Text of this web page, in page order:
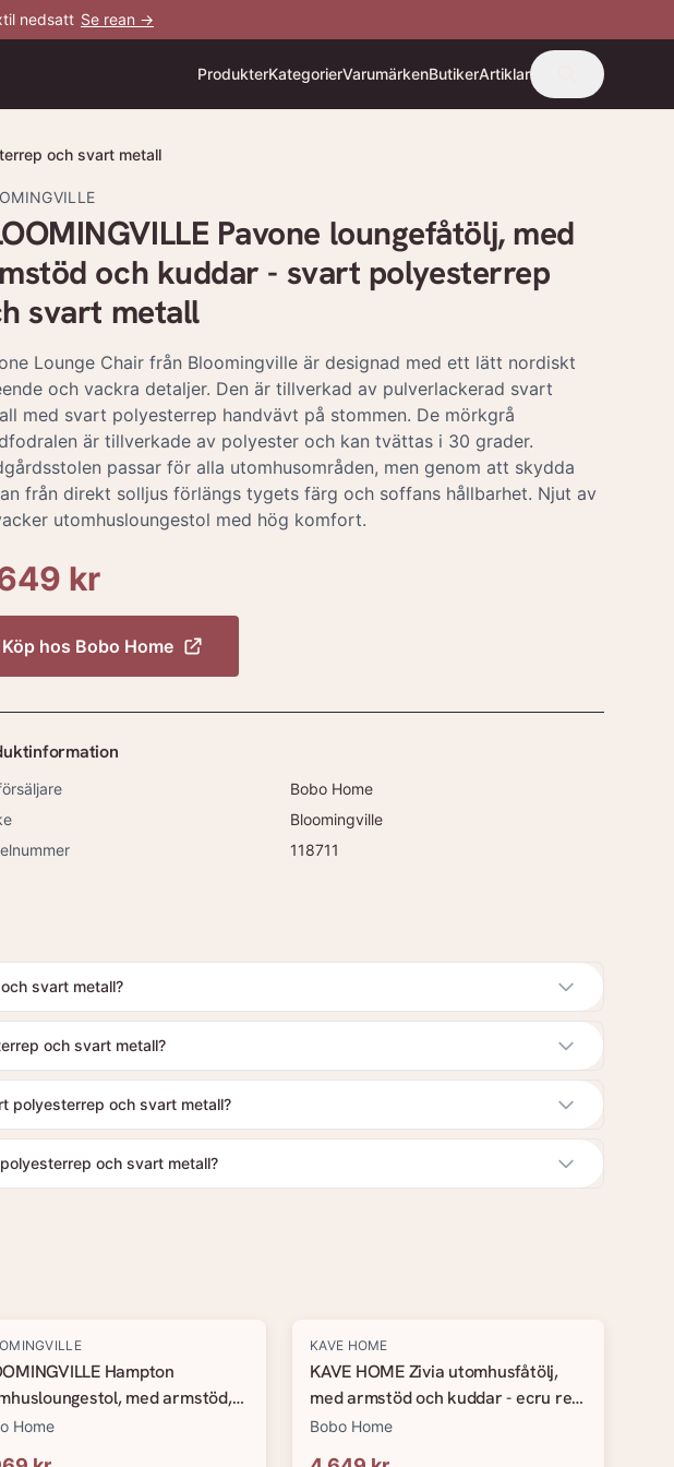
nedsatt Se rean →
ProdukterKategorierVarumärkenButikerArtiklar
och svart metall
Pavone loungefåtölj, med
och kuddar - svart polyesterrep
svart metall
Lounge Chair från Bloomingville är designad med ett lätt nordiskt
och vackra detaljer. Den är tillverkad av pulverlackerad svart
med svart polyesterrep handvävt på stommen. De mörkgrå
är tillverkade av polyester och kan tvättas i 30 grader.
passar för alla utomhusområden, men genom att skydda
från direkt solljus förlängs tygets färg och soffans hållbarhet. Njut av
utomhusloungestol med hög komfort.
kr
Köp hos Bobo Home
Bobo Home
Bloomingville
118711
svart metall?
och svart metall?
polyesterrep och svart metall?
och svart metall?
Hampton
med armstöd,
- akaciaträ och svart flätad
Home
KAVE HOME
KAVE HOME Zivia utomhusfåtölj,
med armstöd och kuddar - ecru rep
och grönt stål
Bobo Home